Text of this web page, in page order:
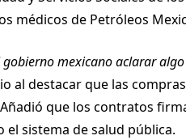
médicos de Petróleos
gobierno mexicano aclarar
al destacar que las
que los contratos
sistema de salud pública.